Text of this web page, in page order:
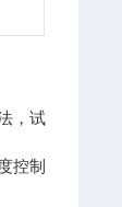
，试
控制